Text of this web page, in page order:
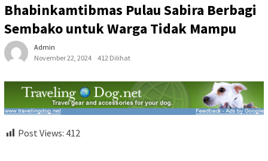
Bhabinkamtibmas Pulau Sabira Berbagi
Sembako untuk Warga Tidak Mampu
Admin
November 22, 2024
412 Dilihat
Post Views: 412